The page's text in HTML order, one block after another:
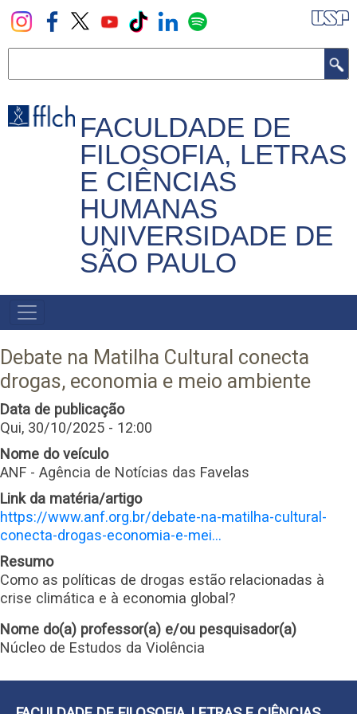
Pular
para
principal
FACULDADE DE
FILOSOFIA, LETRAS
E CIÊNCIAS
HUMANAS
UNIVERSIDADE DE
SÃO PAULO
NAVEGADOR
PRINCIPAL
Debate na Matilha Cultural conecta
drogas, economia e meio ambiente
Data de publicação
Qui, 30/10/2025 - 12:00
Nome do veículo
ANF - Agência de Notícias das Favelas
Link da matéria/artigo
https://www.anf.org.br/debate-na-matilha-cultural-
conecta-drogas-economia-e-mei…
Resumo
Como as políticas de drogas estão relacionadas à
crise climática e à economia global?
Nome do(a) professor(a) e/ou pesquisador(a)
Núcleo de Estudos da Violência